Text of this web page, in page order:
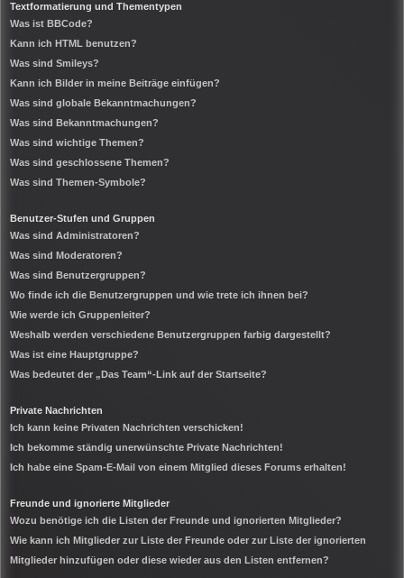
Textformatierung und Thementypen
Was ist BBCode?
Kann ich HTML benutzen?
Was sind Smileys?
Kann ich Bilder in meine Beiträge einfügen?
Was sind globale Bekanntmachungen?
Was sind Bekanntmachungen?
Was sind wichtige Themen?
Was sind geschlossene Themen?
Was sind Themen-Symbole?
Benutzer-Stufen und Gruppen
Was sind Administratoren?
Was sind Moderatoren?
Was sind Benutzergruppen?
Wo finde ich die Benutzergruppen und wie trete ich ihnen bei?
Wie werde ich Gruppenleiter?
Weshalb werden verschiedene Benutzergruppen farbig dargestellt?
Was ist eine Hauptgruppe?
Was bedeutet der „Das Team“-Link auf der Startseite?
Private Nachrichten
Ich kann keine Privaten Nachrichten verschicken!
Ich bekomme ständig unerwünschte Private Nachrichten!
Ich habe eine Spam-E-Mail von einem Mitglied dieses Forums erhalten!
Freunde und ignorierte Mitglieder
Wozu benötige ich die Listen der Freunde und ignorierten Mitglieder?
Wie kann ich Mitglieder zur Liste der Freunde oder zur Liste der ignorierten
Mitglieder hinzufügen oder diese wieder aus den Listen entfernen?